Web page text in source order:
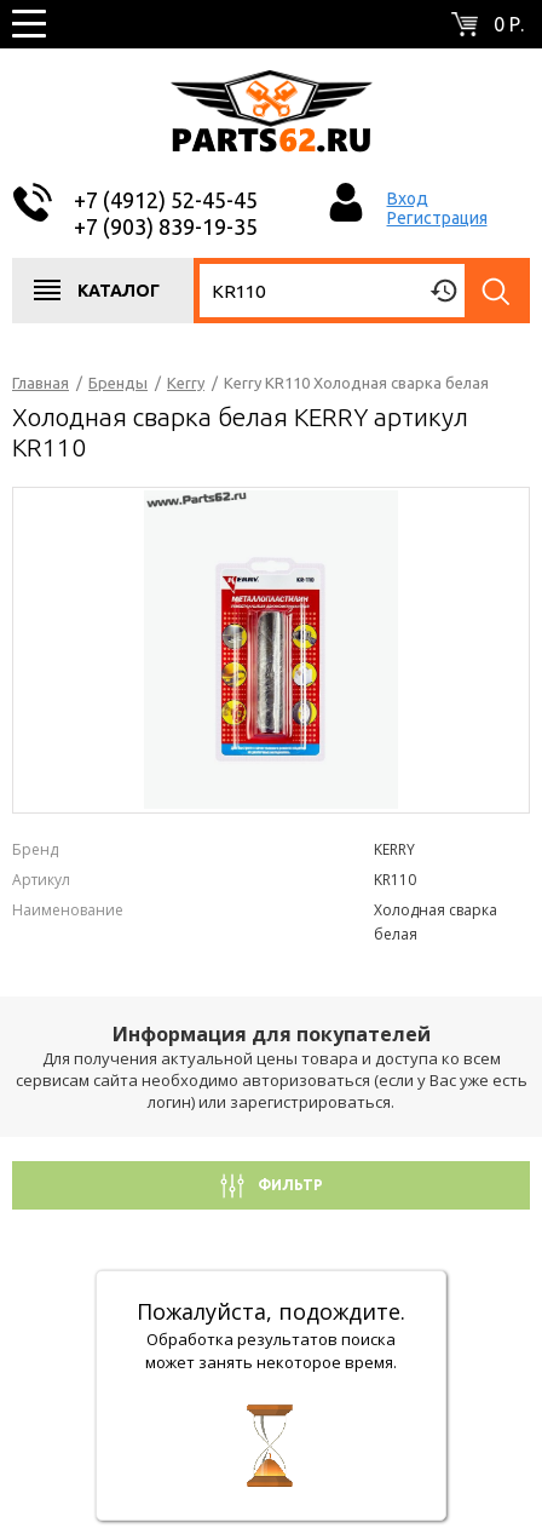
0 Р.
+7 (4912) 52-45-45
+7 (903) 839-19-35
Вход
Регистрация
КАТАЛОГ
Главная / Бренды / Kerry / Kerry KR110 Холодная сварка белая
Холодная сварка белая KERRY артикул
KR110
Бренд
KERRY
Артикул
KR110
Наименование
Холодная сварка
белая
Информация для покупателей
Для получения актуальной цены товара и доступа ко всем
сервисам сайта необходимо авторизоваться (если у Вас уже есть
логин) или зарегистрироваться.
ФИЛЬТР
Пожалуйста, подождите.
Обработка результатов поиска
может занять некоторое время.